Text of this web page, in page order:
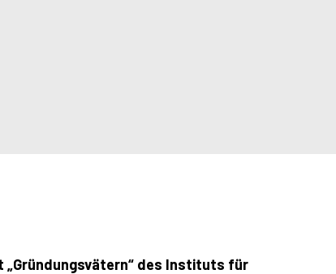
„Gründungsvätern“ des Instituts für